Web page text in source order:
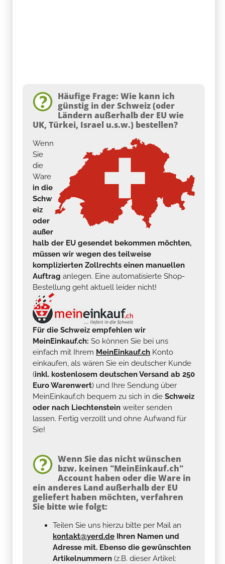
Häufige Frage: Wie kann ich
günstig in der Schweiz (oder
Ländern außerhalb der EU wie
UK, Türkei, Israel u.s.w.) bestellen?
Wenn
Sie
die
Ware
in die
Schw
eiz
oder
außer
halb der EU gesendet bekommen möchten,
müssen wir wegen des teilweise
komplizierten Zollrechts einen manuellen
Auftrag anlegen. Eine automatisierte Shop-
Bestellung geht aktuell leider nicht!
Für die Schweiz empfehlen wir
MeinEinkauf.ch: So können Sie bei uns
einfach mit Ihrem MeinEinkauf.ch Konto
einkaufen, als wären Sie ein deutscher Kunde
(inkl. kostenlosem deutschen Versand ab 250
Euro Warenwert) und Ihre Sendung über
MeinEinkauf.ch bequem zu sich in die Schweiz
oder nach Liechtenstein weiter senden
lassen. Fertig verzollt und ohne Aufwand für
Sie!
Wenn Sie das nicht wünschen
bzw. keinen "MeinEinkauf.ch"
Account haben oder die Ware in
ein anderes Land außerhalb der EU
geliefert haben möchten, verfahren
Sie bitte wie folgt:
Teilen Sie uns hierzu bitte per Mail an
kontakt@yerd.de Ihren Namen und
Adresse mit. Ebenso die gewünschten
Artikelnummern (z.B. dieser Artikel: